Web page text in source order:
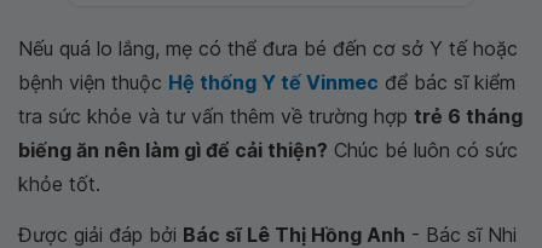
Nếu quá lo lắng, mẹ có thể đưa bé đến cơ sở Y tế hoặc
bệnh viện thuộc Hệ thống Y tế Vinmec để bác sĩ kiểm
tra sức khỏe và tư vấn thêm về trường hợp trẻ 6 tháng
biếng ăn nên làm gì để cải thiện? Chúc bé luôn có sức
khỏe tốt.
Được giải đáp bởi Bác sĩ Lê Thị Hồng Anh - Bác sĩ Nhi